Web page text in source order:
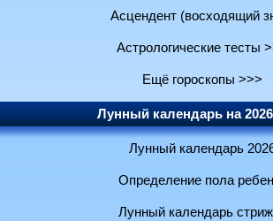
Асцендент (восходящий
Астрологические тесты
Ещё гороскопы >>>
Лунный календарь на
Лунный календарь
Определение пола
Лунный календарь